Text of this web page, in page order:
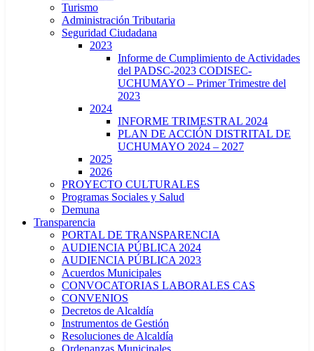
Turismo
Administración Tributaria
Seguridad Ciudadana
2023
Informe de Cumplimiento de Actividades
del PADSC-2023 CODISEC-
UCHUMAYO – Primer Trimestre del
2023
2024
INFORME TRIMESTRAL 2024
PLAN DE ACCIÓN DISTRITAL DE
UCHUMAYO 2024 – 2027
2025
2026
PROYECTO CULTURALES
Programas Sociales y Salud
Demuna
Transparencia
PORTAL DE TRANSPARENCIA
AUDIENCIA PÚBLICA 2024
AUDIENCIA PÚBLICA 2023
Acuerdos Municipales
CONVOCATORIAS LABORALES CAS
CONVENIOS
Decretos de Alcaldía
Instrumentos de Gestión
Resoluciones de Alcaldía
Ordenanzas Municipales